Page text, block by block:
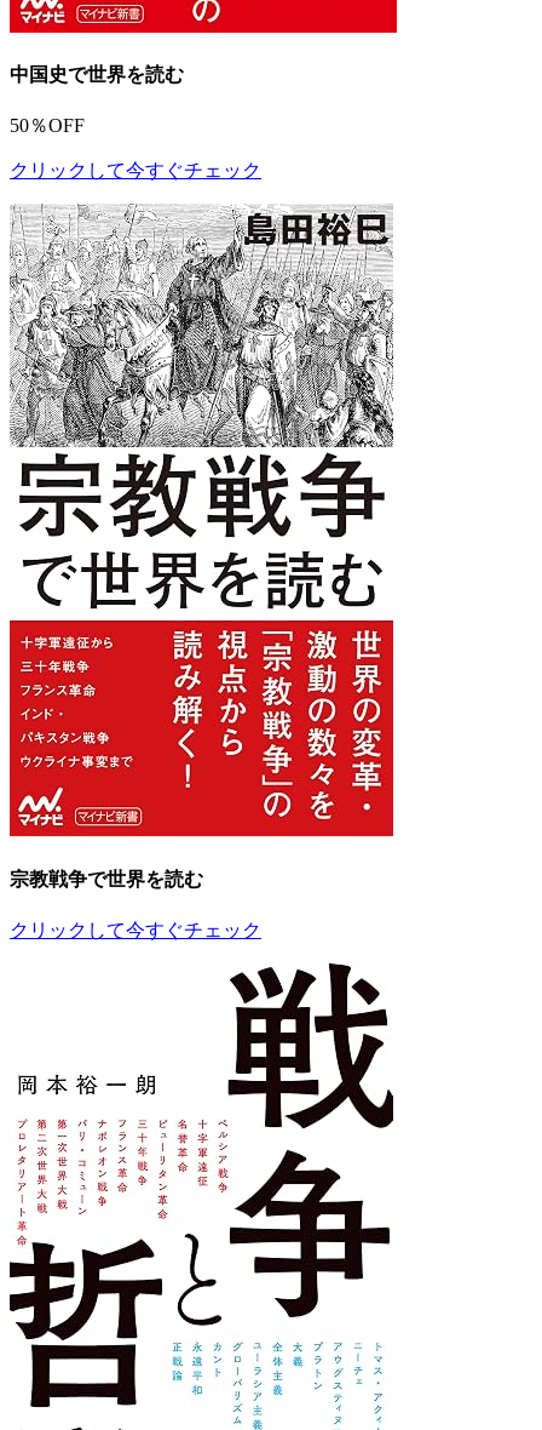
中国史で世界を読む
50％OFF
クリックして今すぐチェック
宗教戦争で世界を読む
クリックして今すぐチェック